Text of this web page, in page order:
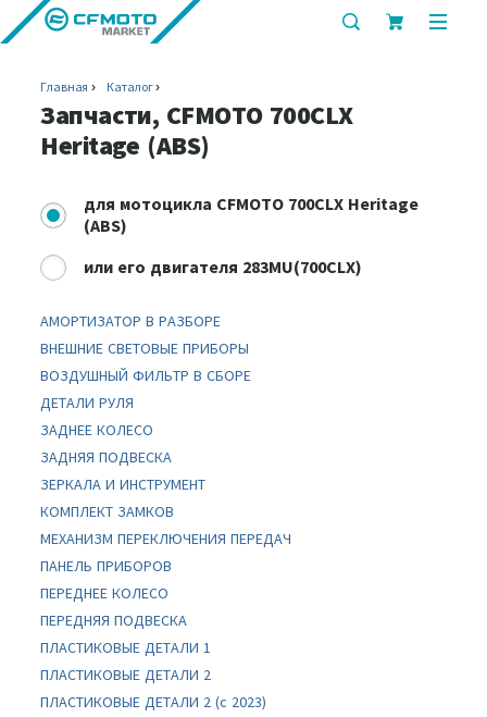
показать
поиска
Главная Каталог
Запчасти, CFMOTO 700CLX
Heritage (ABS)
для мотоцикла CFMOTO 700CLX Heritage
(ABS)
или его двигателя 283MU(700CLX)
АМОРТИЗАТОР В РАЗБОРЕ
ВНЕШНИЕ СВЕТОВЫЕ ПРИБОРЫ
ВОЗДУШНЫЙ ФИЛЬТР В СБОРЕ
ДЕТАЛИ РУЛЯ
ЗАДНЕЕ КОЛЕСО
ЗАДНЯЯ ПОДВЕСКА
ЗЕРКАЛА И ИНСТРУМЕНТ
КОМПЛЕКТ ЗАМКОВ
МЕХАНИЗМ ПЕРЕКЛЮЧЕНИЯ ПЕРЕДАЧ
ПАНЕЛЬ ПРИБОРОВ
ПЕРЕДНЕЕ КОЛЕСО
ПЕРЕДНЯЯ ПОДВЕСКА
ПЛАСТИКОВЫЕ ДЕТАЛИ 1
ПЛАСТИКОВЫЕ ДЕТАЛИ 2
ПЛАСТИКОВЫЕ ДЕТАЛИ 2 (с 2023)